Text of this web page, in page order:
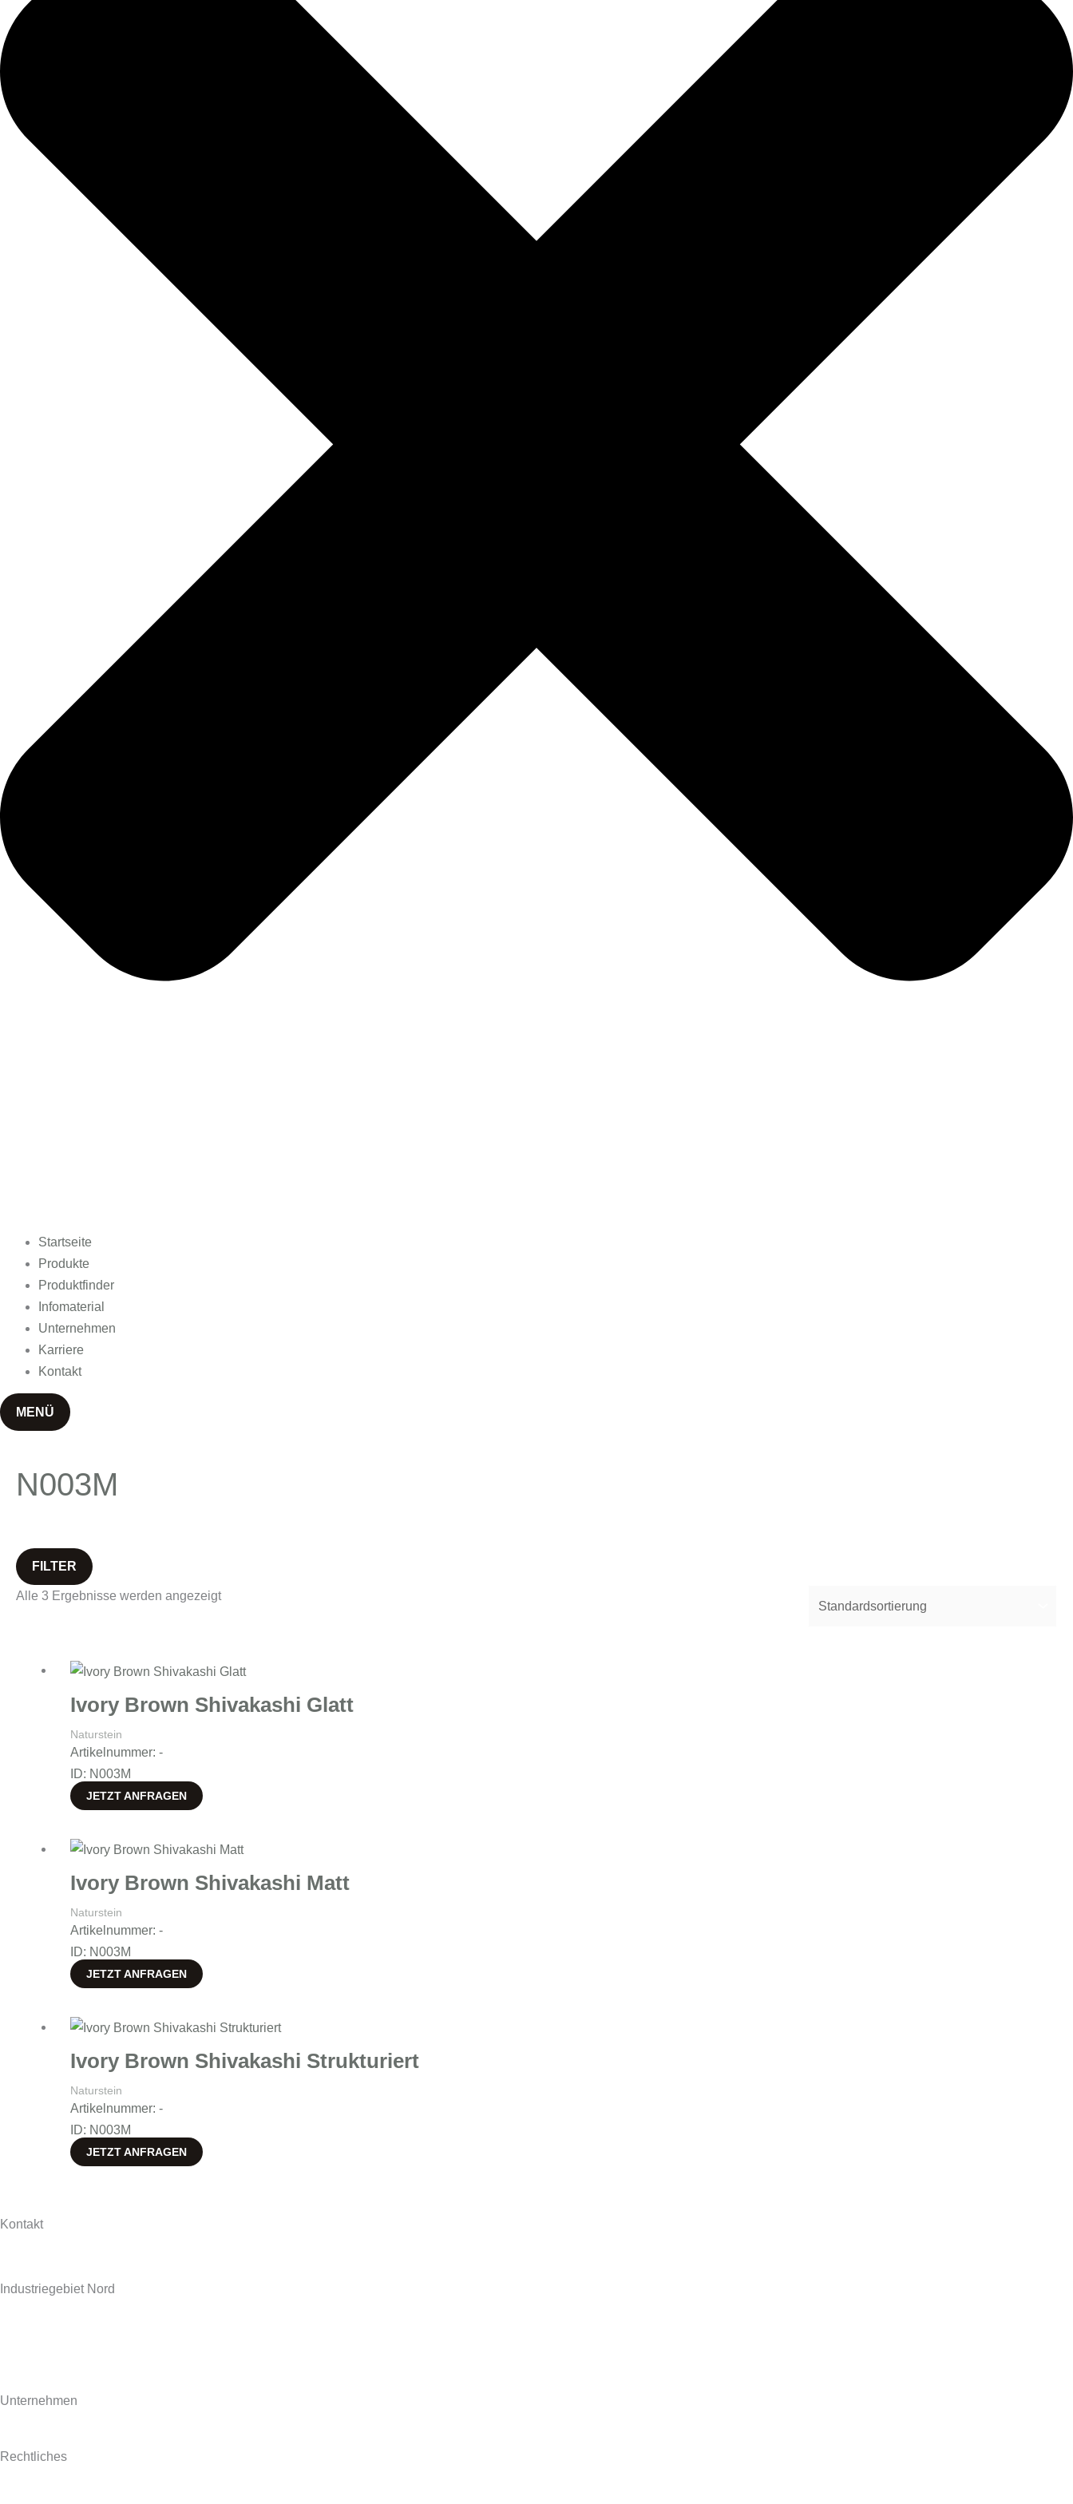
Startseite
Produkte
Produktfinder
Infomaterial
Unternehmen
Karriere
Kontakt
MENÜ
N003M
FILTER
Alle 3 Ergebnisse werden angezeigt
Ivory Brown Shivakashi Glatt
Naturstein
Artikelnummer: -
ID: N003M
JETZT ANFRAGEN
Ivory Brown Shivakashi Matt
Naturstein
Artikelnummer: -
ID: N003M
JETZT ANFRAGEN
Ivory Brown Shivakashi Strukturiert
Naturstein
Artikelnummer: -
ID: N003M
JETZT ANFRAGEN
Kontakt
Industriegebiet Nord
Unternehmen
Rechtliches